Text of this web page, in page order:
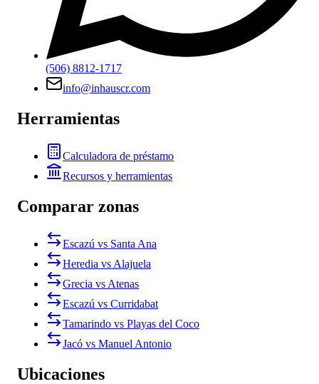
(506) 8812-1717
info@inhauscr.com
Herramientas
Calculadora de préstamo
Recursos y herramientas
Comparar zonas
Escazú vs Santa Ana
Heredia vs Alajuela
Grecia vs Atenas
Escazú vs Curridabat
Tamarindo vs Playas del Coco
Jacó vs Manuel Antonio
Ubicaciones